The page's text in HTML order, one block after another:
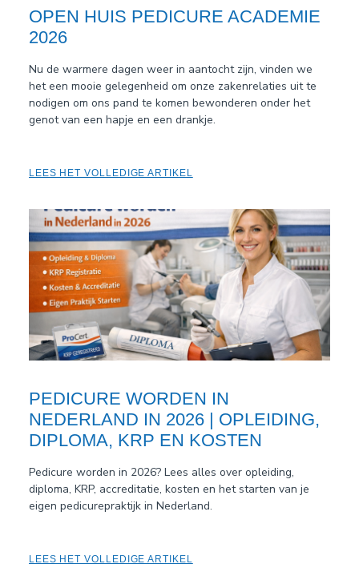
OPEN HUIS PEDICURE ACADEMIE
2026
Nu de warmere dagen weer in aantocht zijn, vinden we
het een mooie gelegenheid om onze zakenrelaties uit te
nodigen om ons pand te komen bewonderen onder het
genot van een hapje en een drankje.
LEES HET VOLLEDIGE ARTIKEL
PEDICURE WORDEN IN
NEDERLAND IN 2026 | OPLEIDING,
DIPLOMA, KRP EN KOSTEN
Pedicure worden in 2026? Lees alles over opleiding,
diploma, KRP, accreditatie, kosten en het starten van je
eigen pedicurepraktijk in Nederland.
LEES HET VOLLEDIGE ARTIKEL